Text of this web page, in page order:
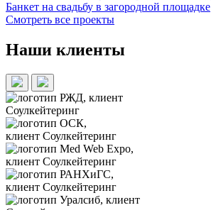
Банкет на свадьбу в загородной площадке
Смотреть все проекты
Наши клиенты